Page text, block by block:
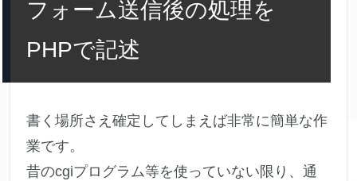
フォーム送信後の処理を
PHPで記述
書く場所さえ確定してしまえば非常に簡単な作
業です。
昔のcgiプログラム等を使っていない限り、通